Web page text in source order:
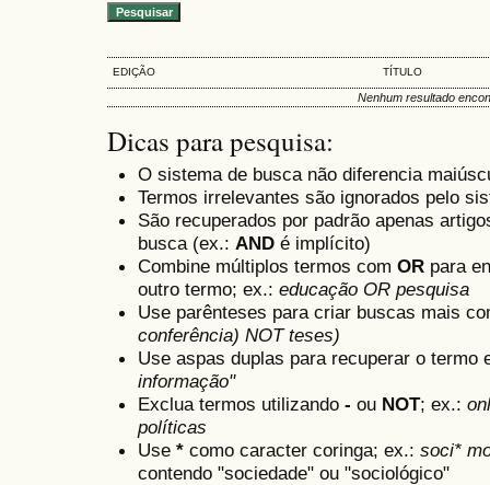
EDIÇÃO TÍTULO
Nenhum resultado
Dicas para pesquisa:
O sistema de busca não diferencia
Termos irrelevantes são ignorados pelo
São recuperados por padrão apenas
busca (ex.: AND é implícito)
Combine múltiplos termos com OR para
outro termo; ex.: educação OR pesquisa
Use parênteses para criar buscas mais
conferência) NOT teses)
Use aspas duplas para recuperar o termo
informação"
Exclua termos utilizando - ou NOT; ex.:
políticas
Use * como caracter coringa; ex.: soci*
contendo "sociedade" ou "sociológico"